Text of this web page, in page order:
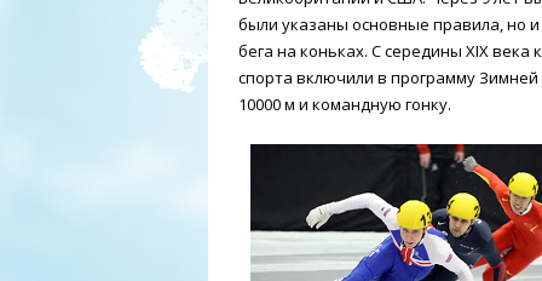
были указаны основные правила, но
бега на коньках. С середины XIX века
спорта включили в программу
10000 м и командную гонку.